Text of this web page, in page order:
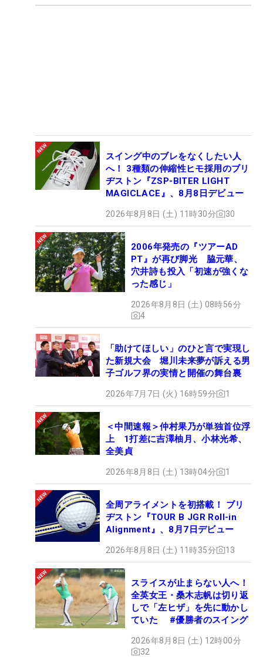
スイング中のブレをなくしたい人
へ！ 3種類の伸縮性ヒモ採用のブリ
ヂストン『ZSP-BITER LIGHT
MAGICLACE』、8月8日デビュー
2026年8月8日 (土) 11時30分 30
2006年発売の『ツアーAD
PT』が再び脚光 脇元華、
穴井詩も投入「初速が強くな
った感じ」
2026年8月8日 (土) 08時56分
4
「助けてほしい」のひと言で実現し
た新規大会 堀川未来夢が訴える男
子ゴルフ界の実情と開催の舞台裏
2026年7月7日 (火) 16時59分 1
＜中間速報＞仲村果乃が単独首位浮
上 1打差に吉澤柚月、小林光希、
全美貞
2026年8月8日 (土) 13時04分 1
全周アライメントを初搭載！ ブリ
ヂストン『TOUR B JGR Roll-in
Alignment』、8月7日デビュー
2026年8月8日 (土) 11時35分 13
スライスが止まらない人へ！
全英女王・桑木志帆は切り返
しで「左ヒザ」を先に動かし
ていた #優勝者のスイング
2026年8月8日 (土) 12時00分
32